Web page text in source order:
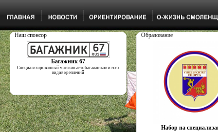
Наш спонсор
Багажник 67
Специализированный магазин автобагажников и всех
видов креплений
Образование
Набор на